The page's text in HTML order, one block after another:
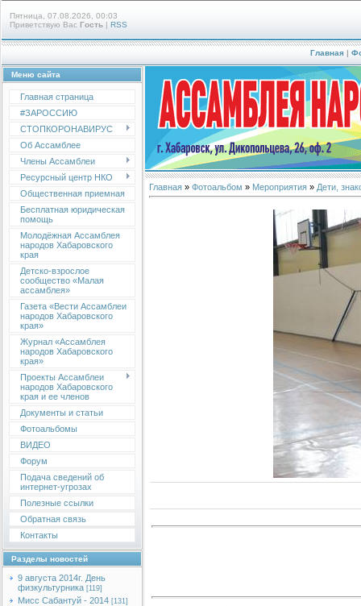
Пятница, 07.08.2026, 00:03
Приветствую Вас Гость | RSS
Главная |
Меню сайта
Главная страница
#ЗАРОССИЮ
СТОПКОРОНАВИРУС
Об Ассамблее
Члены Ассамблеи
Ресурсный центр НКО
Общественная приемная
Бесплатная юридическая
помощь
Молодёжная Ассамблея
народов Хабаровского
края
Детско-взрослое
сообщество «Малая
ассамблея»
Газета «Вести Ассамблеи
народов Хабаровского
края»
Журнал «Ассамблея
народов Хабаровского
края»
Проекты Ассамблеи
народов Хабаровского
края и ее членов
Документы и статьи
Фотоальбомы
ВИДЕО
Форум
Подача сведений об
интернет-угрозах
Полезные ссылки
Обратная связь
Контакты
Разделы новостей
9 августа 2014г. День
физкультурника [119]
Мисс Сабантуй - 2014 [131]
Главная » Фотоальбом » Мероприятия » Дети,